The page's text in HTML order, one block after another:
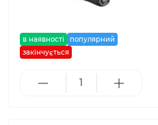
в наявності
популярний
закінчується